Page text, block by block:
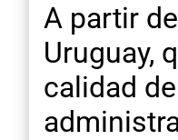
A partir
Uruguay,
calidad